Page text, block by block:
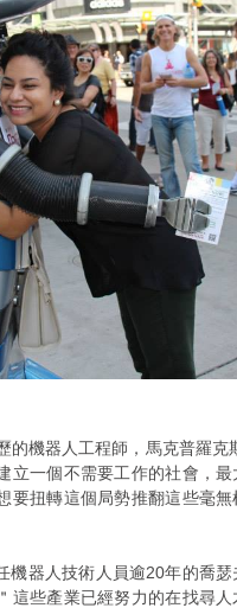
的機器人工程師，馬克普羅
立一個不需要工作的社會，
要扭轉這個局勢推翻這些毫
機器人技術人員逾20年的喬
這些產業已經努力的在找尋